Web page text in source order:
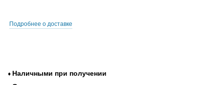
Подробнее о доставке
♦ Наличными при получении